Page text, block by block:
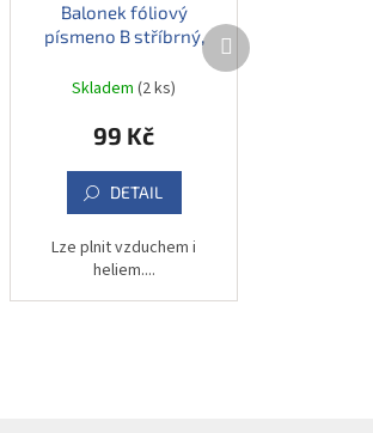
Balonek fóliový
písmeno B stříbrný,
Skladem(2 ks)
99 Kč
DETAIL
Lze plnit vzduchem i
heliem....
Další
produkt